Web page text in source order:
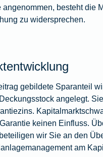
besteht die
zu widersprechen.
gebildete Sparanteil
angelegt.
keinen Einfluss.
wir Sie an den
am